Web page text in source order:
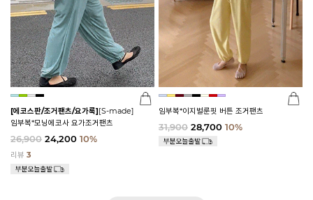
[에코스판/조거팬츠/요가룩][S-made]
임부복*모닝에코사 요가조거팬츠
26,900 24,200 10%
리뷰 3
임부복*이지벌룬핏 버튼 조거팬츠
31,900 28,700 10%